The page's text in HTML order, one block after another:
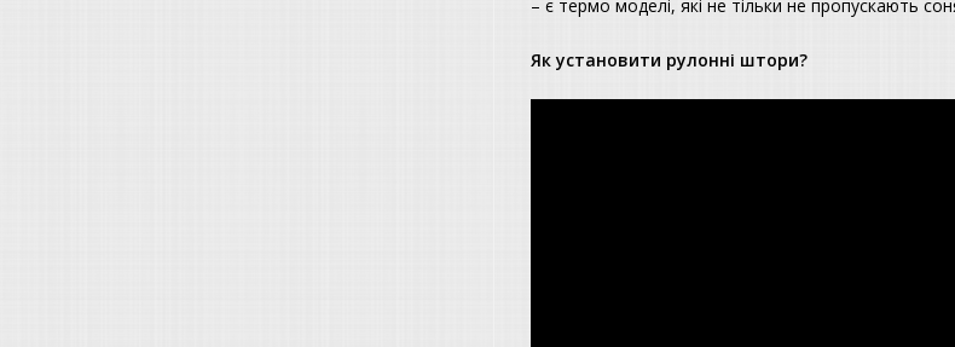
– є термо моделі, які не тільки не пропускають
Як установити рулонні штори?